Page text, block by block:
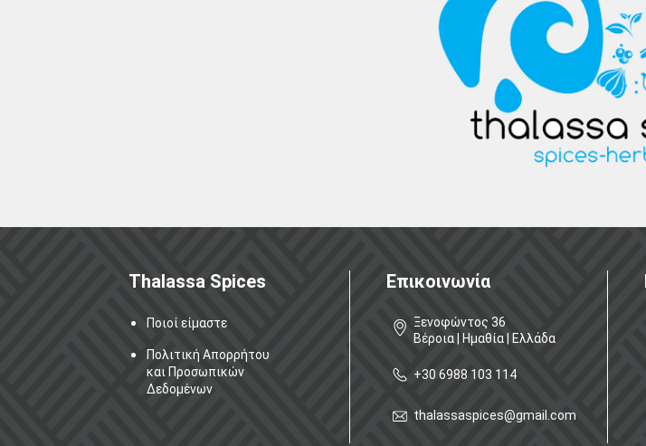
Thalassa Spices
Ποιοί είμαστε
Πολιτική Απορρήτου
και Προσωπικών
Δεδομένων
Επικοινωνία
Ξενοφώντος 36
Βέροια | Ημαθία | Ελλάδα
+30 6988 103 114
thalassaspices@gmail.com